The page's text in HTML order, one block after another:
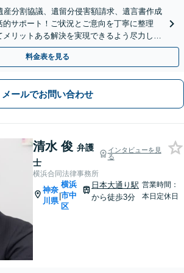
産分割協議、遺留分侵害額請求、遺言書作成
サポート！ご状況とご意向を丁寧に整理
メリットある解決を実現できるよう尽力しま
要予約）】【日本大通り駅3分】
料金表を見る
メールでお問い合わせ
清水 俊 弁護
士
インタビューを見
る
横浜合同法律事務所
神奈
川県
|
横浜
市中
区
日本大通り駅
から徒歩3分
営業時間：
本日定休日